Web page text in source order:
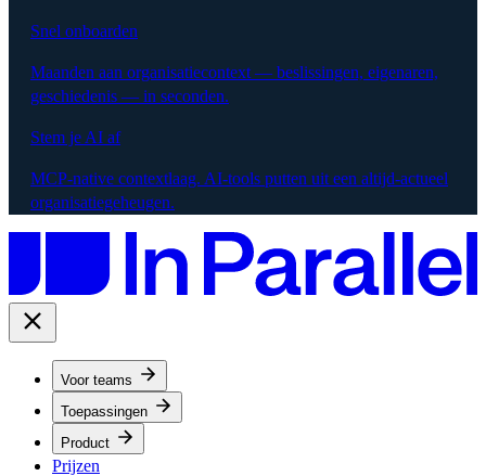
Snel onboarden
Maanden aan organisatiecontext — beslissingen, eigenaren,
geschiedenis — in seconden.
Stem je AI af
MCP-native contextlaag. AI-tools putten uit een altijd-actueel
organisatiegeheugen.
Voor teams
Toepassingen
Product
Prijzen